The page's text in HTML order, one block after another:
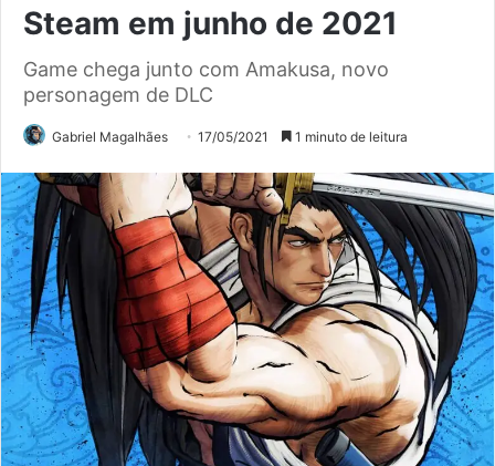
Steam em junho de 2021
Game chega junto com Amakusa, novo
personagem de DLC
Gabriel Magalhães 17/05/2021 1 minuto de leitura